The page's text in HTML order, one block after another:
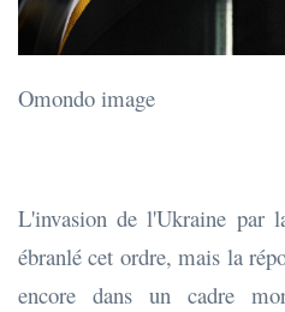
Omondo image
L'invasion de l'Ukraine par
ébranlé cet ordre, mais la
encore dans un cadre